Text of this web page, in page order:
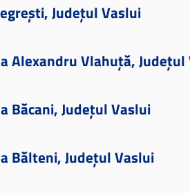
Județul Vaslui
Alexandru Vlahuță, Județul
Băcani, Județul Vaslui
Bălteni, Județul Vaslui